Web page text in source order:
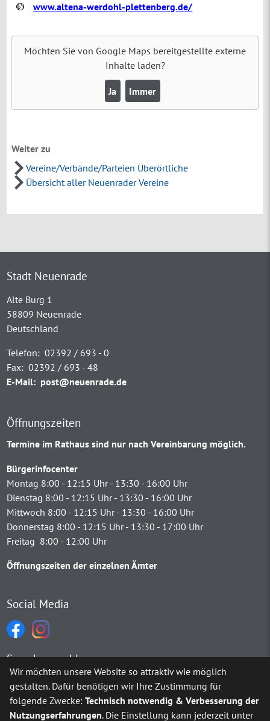
www.altena-werdohl-plettenberg.de/
Möchten Sie von Google Maps bereitgestellte externe
Inhalte laden?
Ja Immer
Weiter zu
Vereine/Verbände/Parteien Überörtliche
Übersicht aller Neuenrader Vereine
Stadt Neuenrade
Alte Burg 1
58809 Neuenrade
Deutschland
Telefon: 02392 / 693 - 0
Fax: 02392 / 693 - 48
E-Mail: post@neuenrade.de
Öffnungszeiten
Termine im Rathaus sind nur nach Vereinbarung möglich.
Bürgerinfocenter
Montag 8:00 - 12:15 Uhr - 13:30 - 16:00 Uhr
Dienstag 8:00 - 12:15 Uhr - 13:30 - 16:00 Uhr
Mittwoch 8:00 - 12:15 Uhr - 13:30 - 16:00 Uhr
Donnerstag 8:00 - 12:15 Uhr - 13:30 - 17:00 Uhr
Freitag 8:00 - 12:00 Uhr
Öffnungszeiten der einzelnen Ämter
Social Media
Sprachauswahl
Möchten Sie vonGoogle Translate bereitgestellte externe
Wir möchten unsere Website so attraktiv wie möglich
gestalten. Dafür benötigen wir Ihre Zustimmung für
folgende Zwecke:Technisch notwendig & Verbesserung der
Nutzungserfahrungen. Die Einstellung kann jederzeit unter